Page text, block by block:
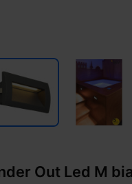
Out Led M